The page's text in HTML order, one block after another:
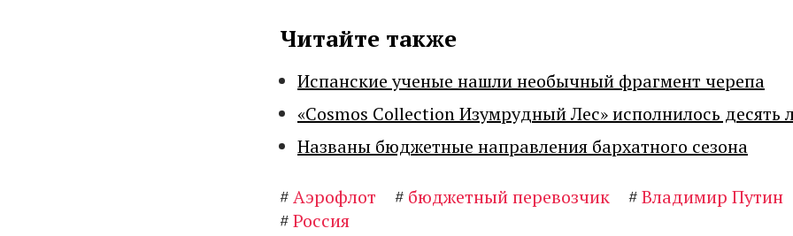
Читайте также
Испанские ученые нашли необычный фрагмент черепа
«Cosmos Collection Изумрудный Лес» исполнилось десять
Названы бюджетные направления бархатного сезона
#Аэрофлот # бюджетный перевозчик #Владимир Путин
#Россия